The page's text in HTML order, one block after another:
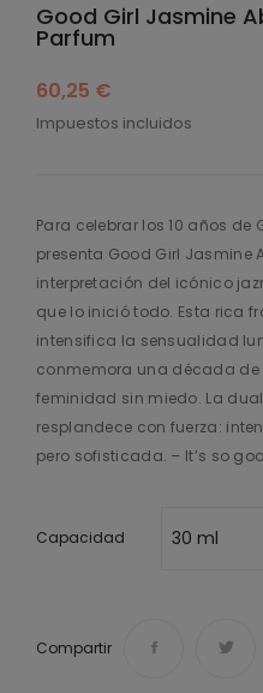
Good Girl Jasmine
Parfum
60,25 €
Impuestos incluidos
Para celebrar los 10 años de
presenta Good Girl Jasmine
interpretación del icónico
que lo inició todo. Esta rica
intensifica la sensualidad
conmemora una década de
feminidad sin miedo. La
resplandece con fuerza:
pero sofisticada. – It’s so
Capacidad
Compartir